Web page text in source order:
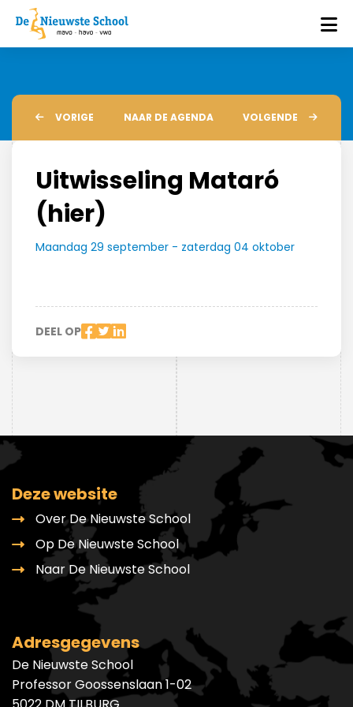
VORIGE NAAR DE AGENDA VOLGENDE
Uitwisseling Mataró
(hier)
Maandag 29 september - zaterdag 04 oktober
DEEL OP
Deze website
Over De Nieuwste School
Op De Nieuwste School
Naar De Nieuwste School
Adresgegevens
De Nieuwste School
Professor Goossenslaan 1-02